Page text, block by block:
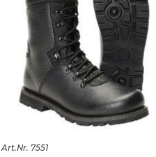
Art.Nr. 7551